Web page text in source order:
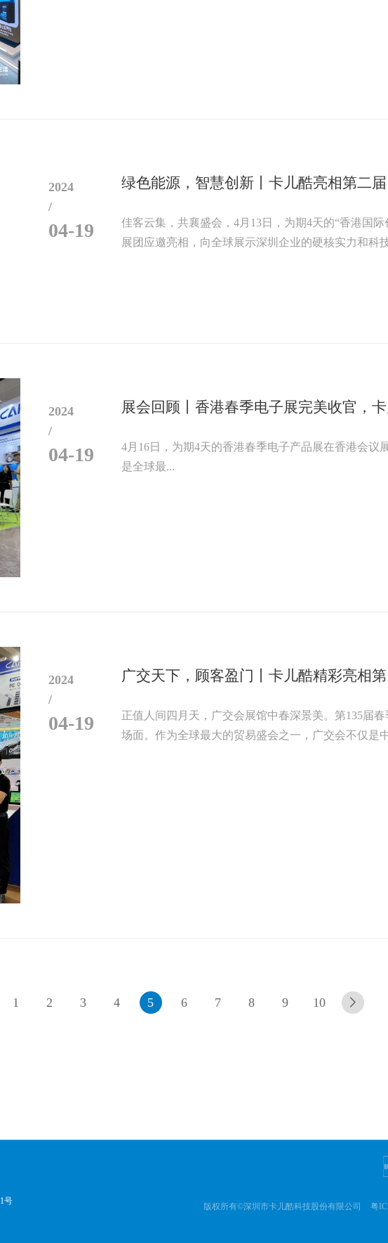
绿色能源，智慧创新丨卡儿酷亮相第二届
佳客云集，共襄盛会，4月13日，为期4天的“香港国
展团应邀亮相，向全球展示深圳企业的硬核实力和科
2024
/
04-19
展会回顾丨香港春季电子展完美收官，
4月16日，为期4天的香港春季电子产品展在香港会议
是全球最...
2024
/
04-19
广交天下，顾客盈门丨卡儿酷精彩亮相第
正值人间四月天，广交会展馆中春深景美。第135届
场面。作为全球最大的贸易盛会之一，广交会不仅是
2024
/
04-19
1 2 3 4 5 6 7 8 9 10 next
号
版权所有©深圳市卡儿酷科技股份有限公司 粤